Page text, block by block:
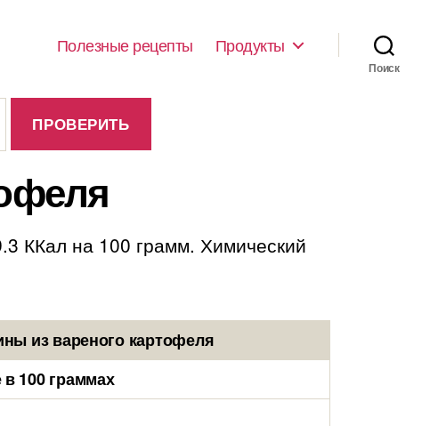
Полезные рецепты Продукты
Поиск
ККал на 100 грамм. Химический
из вареного картофеля
100 граммах